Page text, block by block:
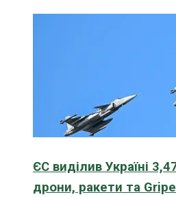
ЄС виділив Україні
дрони, ракети та